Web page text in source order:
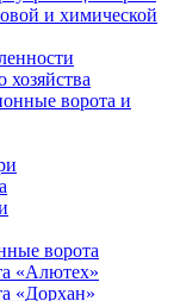
и химической
хозяйства
ворота и
ворота
«Алютех»
«Дорхан»